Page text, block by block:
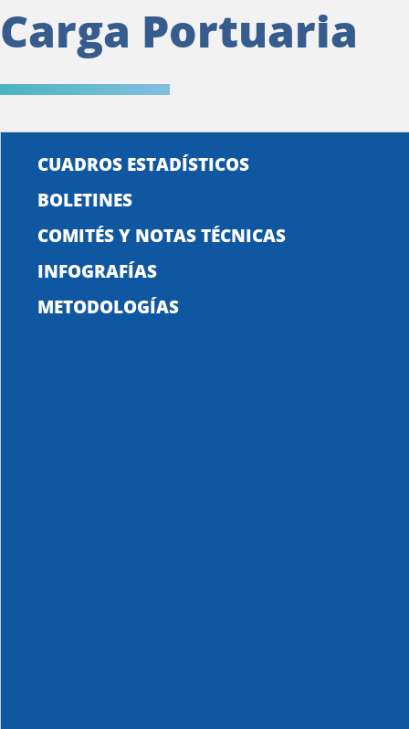
Carga Portuaria
CUADROS ESTADÍSTICOS
BOLETINES
COMITÉS Y NOTAS TÉCNICAS
INFOGRAFÍAS
METODOLOGÍAS